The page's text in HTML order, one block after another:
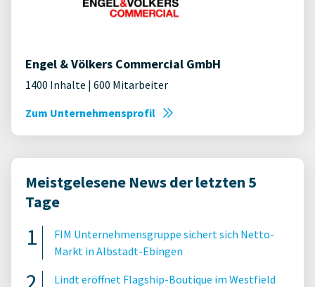
Engel & Völkers Commercial GmbH
1400 Inhalte | 600 Mitarbeiter
Zum Unternehmensprofil
Meistgelesene News der letzten 5
Tage
FIM Unternehmensgruppe sichert sich Netto-
Markt in Albstadt-Ebingen
Lindt eröffnet Flagship-Boutique im Westfield